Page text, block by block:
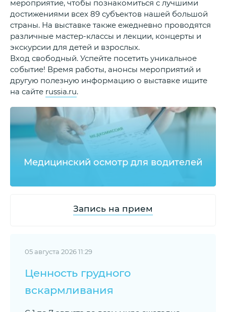
мероприятие, чтобы познакомиться с лучшими
достижениями всех 89 субъектов нашей большой
страны. На выставке также ежедневно проводятся
различные мастер-классы и лекции, концерты и
экскурсии для детей и взрослых.
Вход свободный. Успейте посетить уникальное
событие! Время работы, анонсы мероприятий и
другую полезную информацию о выставке ищите
на сайте russia.ru.
Медицинский осмотр для водителей
Запись на прием
05 августа 2026 11:29
Ценность грудного
вскармливания